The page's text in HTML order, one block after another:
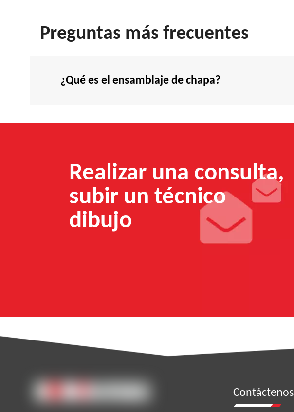
Preguntas más frecuentes
¿Qué es el ensamblaje de chapa?
Realizar una consulta,
subir un técnico
dibujo
Contáctenos